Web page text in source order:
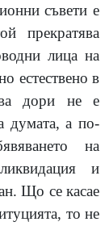
съвети е
прекратява
лица на
естествено в
дори не е
думата, а по-
на
и
Що се касае
то не